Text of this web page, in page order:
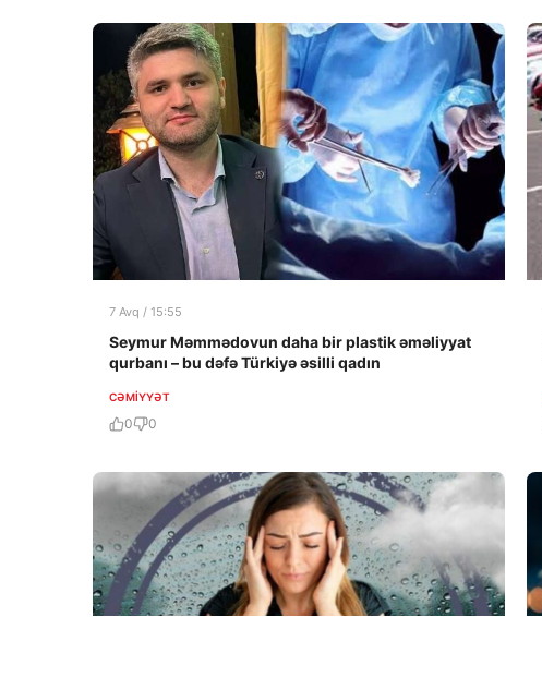
7 Avq / 15:55
Seymur Məmmədovun daha bir plastik əməliyyat
qurbanı – bu dəfə Türkiyə əsilli qadın
CƏMIYYƏT
0 0